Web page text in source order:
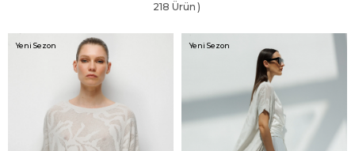
218 Ürün
Yeni Sezon Yeni Sezon